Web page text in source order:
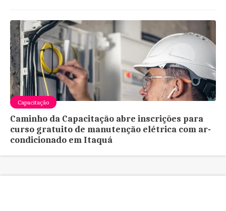
Capacitação
Caminho da Capacitação abre inscrições para
curso gratuito de manutenção elétrica com ar-
condicionado em Itaquá